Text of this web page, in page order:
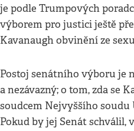
je podle Trumpových
výborem pro justici ještě
Kavanaugh obvinění ze
Postoj senátního výboru je
a nezávazný; o tom, zda se
soudcem Nejvyššího soudu
Pokud by jej Senát